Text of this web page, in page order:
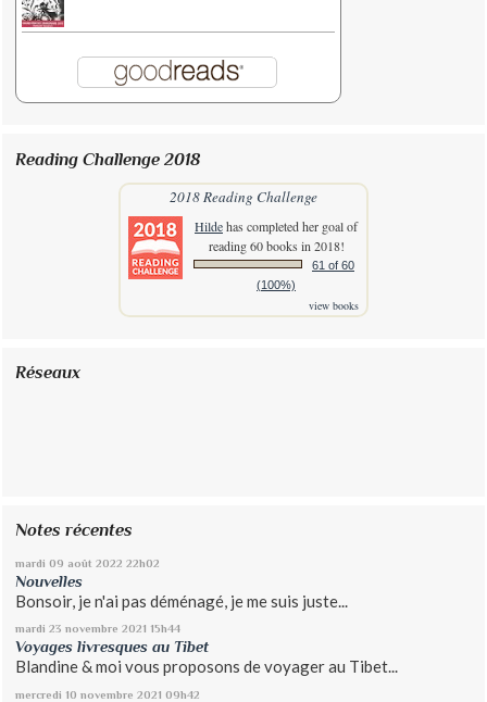
Reading Challenge 2018
2018 Reading Challenge
Hildehas completed her goal of
reading 60 books in 2018!
61 of 60
(100%)
view books
Réseaux
Notes récentes
mardi 09 août 2022 22h02
Nouvelles
Bonsoir, je n'ai pas déménagé, je me suis juste...
mardi 23 novembre 2021 15h44
Voyages livresques au Tibet
Blandine & moi vous proposons de voyager au Tibet...
mercredi 10 novembre 2021 09h42